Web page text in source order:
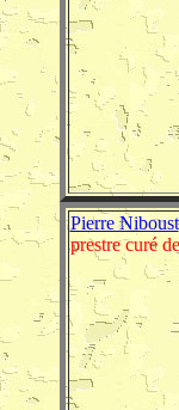
Pierre Niboust
prestre curé